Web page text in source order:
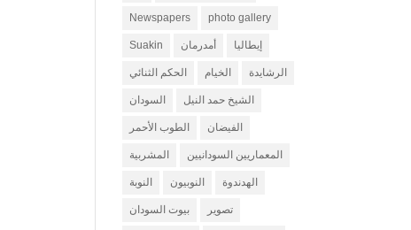
Newspapers photo gallery
Suakin أمدرمان إيطاليا
الحكم الثنائي الخيام الرشايدة
السودان الشيخ حمد النيل
الطوب الأحمر الفيضان
المشربية المعماريين السودانيين
النوبة النوبيون الهدندوة
بيوت السودان تصوير